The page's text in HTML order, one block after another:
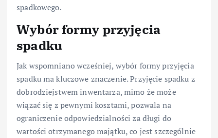
spadkowego.
Wybór formy przyjęcia
spadku
Jak wspomniano wcześniej, wybór formy przyjęcia
spadku ma kluczowe znaczenie. Przyjęcie spadku z
dobrodziejstwem inwentarza, mimo że może
wiązać się z pewnymi kosztami, pozwala na
ograniczenie odpowiedzialności za długi do
wartości otrzymanego majątku, co jest szczególnie